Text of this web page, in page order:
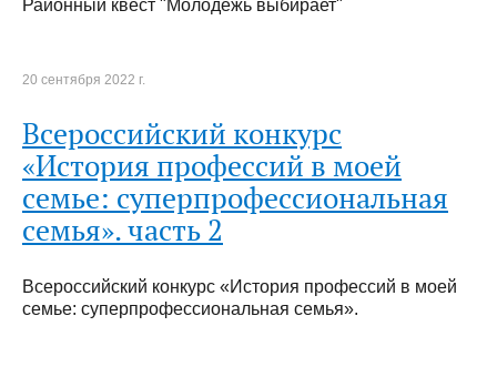
Районный квест "Молодёжь выбирает"
20 сентября 2022 г.
Всероссийский конкурс
«История профессий в моей
семье: суперпрофессиональная
семья». часть 2
Всероссийский конкурс «История профессий в моей
семье: суперпрофессиональная семья».